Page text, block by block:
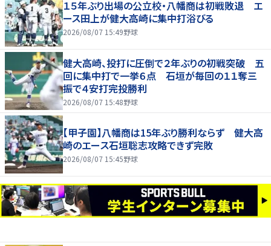
１５年ぶり出場の公立校・八幡商は初戦敗退 エ
ース田上が健大高崎に集中打浴びる
2026/08/07 15:49野球
健大高崎、投打に圧倒で２年ぶりの初戦突破 五
回に集中打で一挙６点 石垣が毎回の１１奪三
振で４安打完投勝利
2026/08/07 15:48野球
【甲子園】八幡商は15年ぶり勝利ならず 健大高
崎のエース石垣聡志攻略できず完敗
2026/08/07 15:45野球